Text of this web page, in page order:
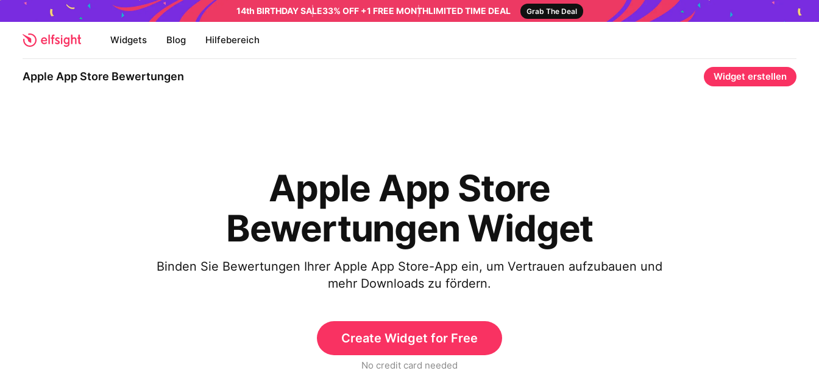
14th BIRTHDAY SALE33% OFF +1 FREE MONTHLIMITED TIME DEAL Grab The Deal
Widgets Blog Hilfebereich
Apple App Store Bewertungen Widget erstellen
Apple App Store
Bewertungen Widget
Binden Sie Bewertungen Ihrer Apple App Store-App ein, um Vertrauen aufzubauen und
mehr Downloads zu fördern.
Create Widget for Free
No credit card needed